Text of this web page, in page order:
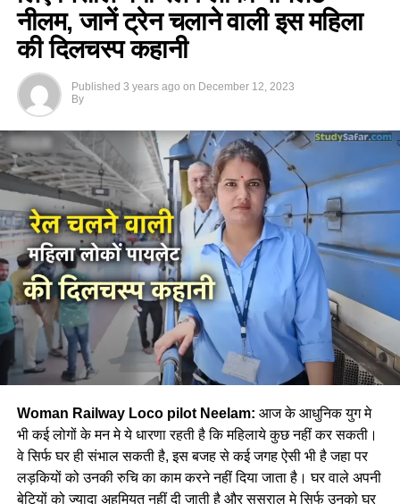
नीलम, जानें ट्रेन चलाने वाली इस महिला
की दिलचस्प कहानी
Published 3 years ago on December 12, 2023
By
Woman Railway Loco pilot Neelam: आज के आधुनिक युग मे
भी कई लोगों के मन मे ये धारणा रहती है कि महिलाये कुछ नहीं कर सकती।
वे सिर्फ घर ही संभाल सकती है, इस बजह से कई जगह ऐसी भी है जहा पर
लड़कियों को उनकी रुचि का काम करने नहीं दिया जाता है। घर वाले अपनी
बेटियों को ज्यादा अहमियत नहीं दी जाती है और ससुराल मे सिर्फ उनको घर